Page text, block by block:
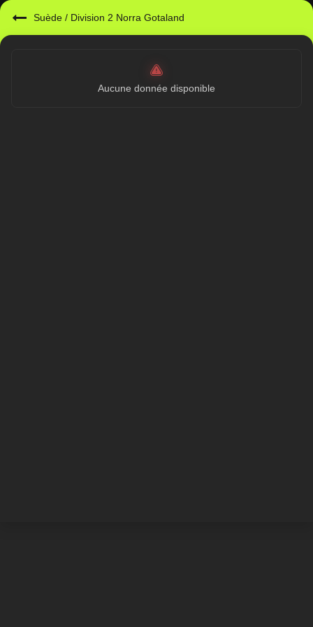
Suède / Division 2 Norra Gotaland
Aucune donnée disponible